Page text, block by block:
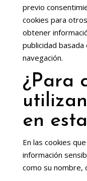
previo
cookies para
obtener
publicidad
navegación.
¿Para
en
En las cookies
información
como su nombre,